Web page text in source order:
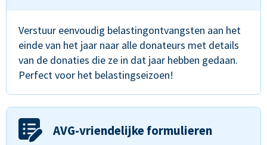
Verstuur eenvoudig belastingontvangsten aan het
einde van het jaar naar alle donateurs met details
van de donaties die ze in dat jaar hebben gedaan.
Perfect voor het belastingseizoen!
AVG-vriendelijke formulieren